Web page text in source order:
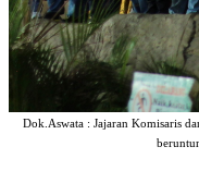
Dok.Aswata : Jajaran Komisaris